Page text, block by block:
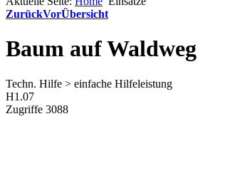
ZurückVorÜbersicht
Baum auf Waldweg
Techn. Hilfe > einfache Hilfeleistung
H1.07
Zugriffe 3088